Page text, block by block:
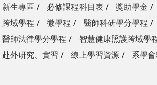
新生專區 必修課程科目表 獎助學金
跨域學程
微學程
醫師科研學分學程
醫師法律學分學程
智慧健康照護跨域學
赴外研究、實習
線上學習資源 系學